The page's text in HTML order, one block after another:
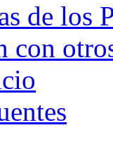
de los
con